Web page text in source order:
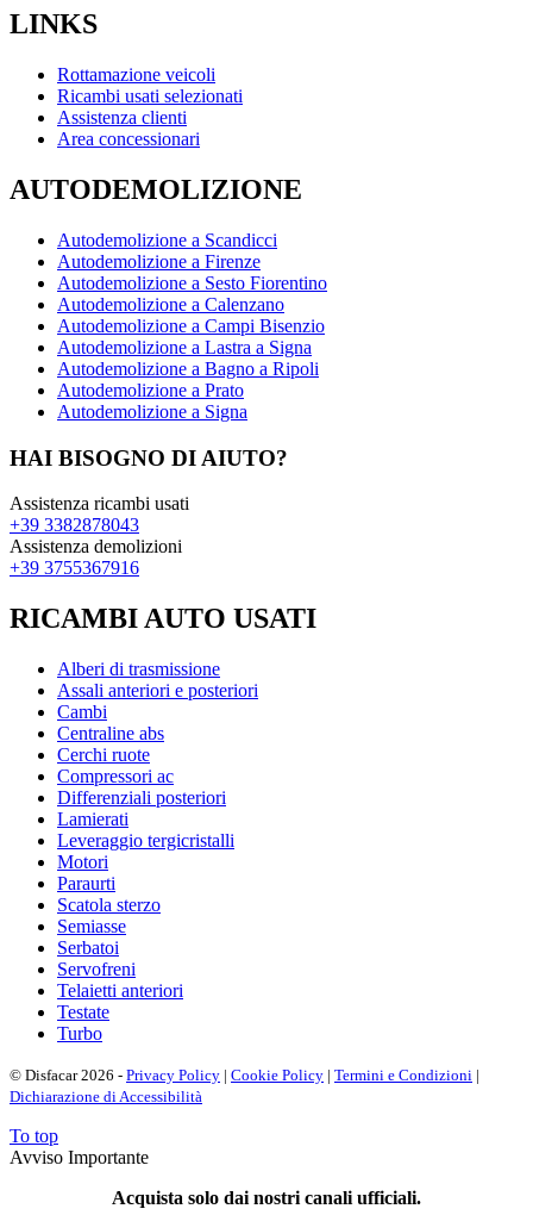
LINKS
Rottamazione veicoli
Ricambi usati selezionati
Assistenza clienti
Area concessionari
AUTODEMOLIZIONE
Autodemolizione a Scandicci
Autodemolizione a Firenze
Autodemolizione a Sesto Fiorentino
Autodemolizione a Calenzano
Autodemolizione a Campi Bisenzio
Autodemolizione a Lastra a Signa
Autodemolizione a Bagno a Ripoli
Autodemolizione a Prato
Autodemolizione a Signa
HAI BISOGNO DI AIUTO?
Assistenza ricambi usati
+39 3382878043
Assistenza demolizioni
+39 3755367916
RICAMBI AUTO USATI
Alberi di trasmissione
Assali anteriori e posteriori
Cambi
Centraline abs
Cerchi ruote
Compressori ac
Differenziali posteriori
Lamierati
Leveraggio tergicristalli
Motori
Paraurti
Scatola sterzo
Semiasse
Serbatoi
Servofreni
Telaietti anteriori
Testate
Turbo
© Disfacar 2026 - Privacy Policy | Cookie Policy | Termini e Condizioni |
Dichiarazione di Accessibilità
To top
Avviso Importante
Acquista solo dai nostri canali ufficiali.